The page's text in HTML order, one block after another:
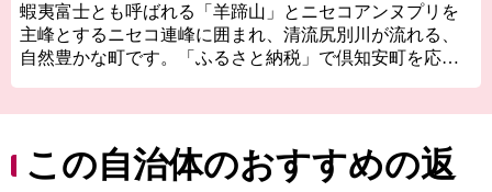
蝦夷富士とも呼ばれる「羊蹄山」とニセコアンヌプリを
主峰とするニセコ連峰に囲まれ、清流尻別川が流れる、
自然豊かな町です。「ふるさと納税」で倶知安町を応援
この自治体のおすすめの返